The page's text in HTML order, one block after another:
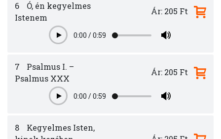
6
Ó, én kegyelmes
Istenem
Play0:00 /0:59
Ár: 205 Ft
7
Psalmus I. –
Psalmus XXX
Play0:00 /0:59
Ár: 205 Ft
8
Kegyelmes Isten,